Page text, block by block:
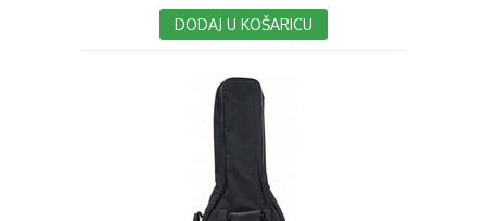
DODAJ U KOŠARICU